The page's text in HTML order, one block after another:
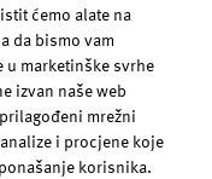
ćemo alate na
da bismo vam
marketinške svrhe
izvan naše web
mrežni
i procjene koje
korisnika.